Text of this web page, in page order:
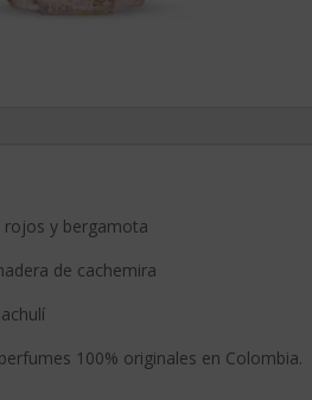
rojos y bergamota
de cachemira
100% originales en Colombia.